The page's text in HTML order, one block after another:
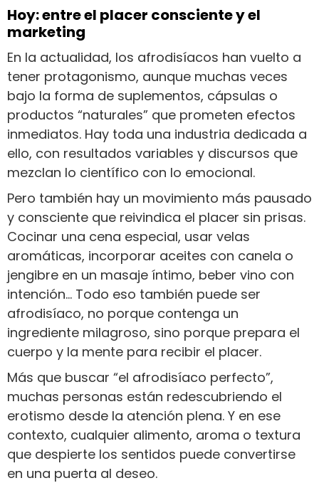
Hoy: entre el placer consciente y el
marketing
En la actualidad, los afrodisíacos han vuelto a
tener protagonismo, aunque muchas veces
bajo la forma de suplementos, cápsulas o
productos “naturales” que prometen efectos
inmediatos. Hay toda una industria dedicada a
ello, con resultados variables y discursos que
mezclan lo científico con lo emocional.
Pero también hay un movimiento más pausado
y consciente que reivindica el placer sin prisas.
Cocinar una cena especial, usar velas
aromáticas, incorporar aceites con canela o
jengibre en un masaje íntimo, beber vino con
intención… Todo eso también puede ser
afrodisíaco, no porque contenga un
ingrediente milagroso, sino porque prepara el
cuerpo y la mente para recibir el placer.
Más que buscar “el afrodisíaco perfecto”,
muchas personas están redescubriendo el
erotismo desde la atención plena. Y en ese
contexto, cualquier alimento, aroma o textura
que despierte los sentidos puede convertirse
en una puerta al deseo.